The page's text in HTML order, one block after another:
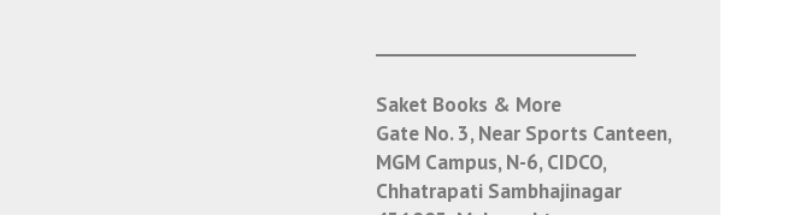
Saket Books & More
Gate No. 3, Near Sports Canteen,
MGM Campus, N-6, CIDCO,
Chhatrapati Sambhajinagar